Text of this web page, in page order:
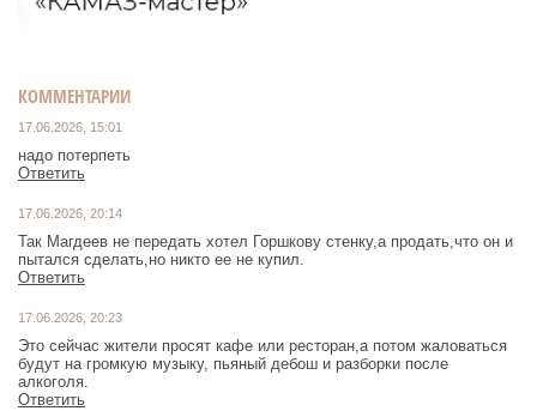
КОММЕНТАРИИ
17.06.2026, 15:01
Ответить
17.06.2026, 20:14
Так Магдеев не передать хотел Горшкову стенку,а продать,что он и
пытался сделать,но никто ее не купил.
Ответить
17.06.2026, 20:23
Это сейчас жители просят кафе или ресторан,а потом жаловаться
будут на громкую музыку, пьяный дебош и разборки после
алкоголя.
Ответить